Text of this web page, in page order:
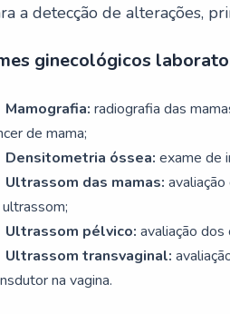
a detecção de alterações,
ginecológicos
Mamografia: radiografia das
de mama;
Densitometria óssea: exame de
Ultrassom das mamas:
Ultrassom pélvico: avaliação
Ultrassom transvaginal:
na vagina.